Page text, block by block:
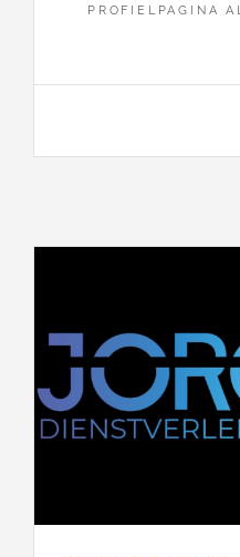
PROFIELPAGINA